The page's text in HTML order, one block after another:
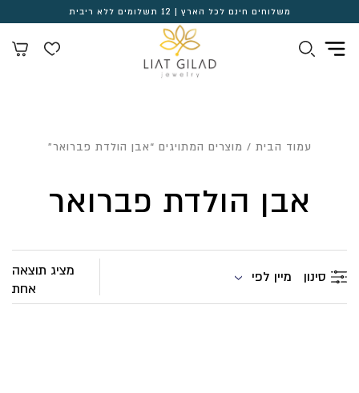
משלוחים חינם לכל הארץ | 12 תשלומים ללא ריבית
עמוד הבית / מוצרים המתויגים “אבן הולדת פברואר”
אבן הולדת פברואר
סינון מיין לפי
מציג תוצאה
אחת